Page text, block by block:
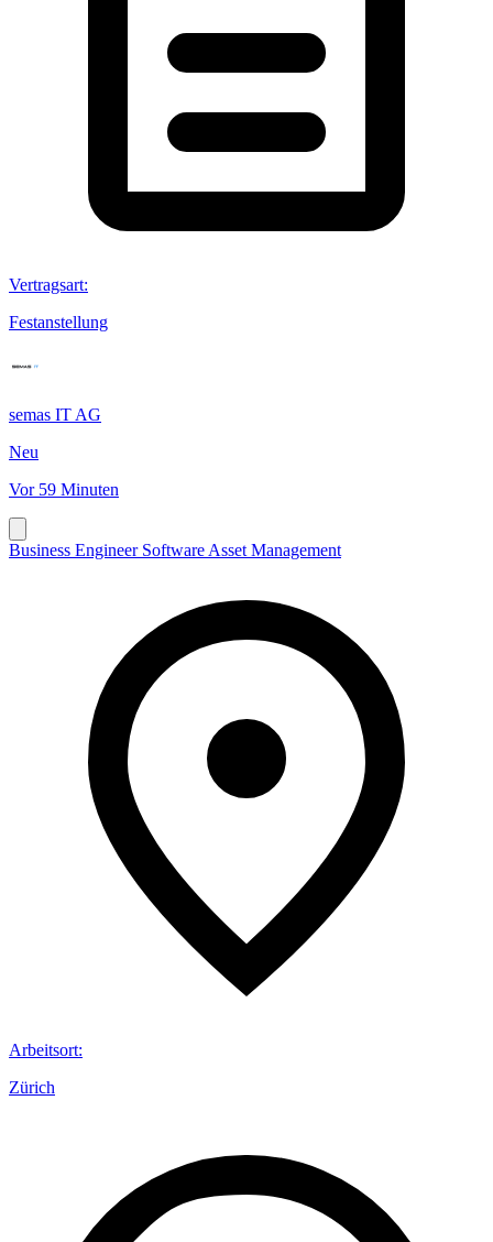
Vertragsart:
Festanstellung
semas IT AG
Neu
Vor 59 Minuten
Business Engineer Software Asset Management
Arbeitsort:
Zürich